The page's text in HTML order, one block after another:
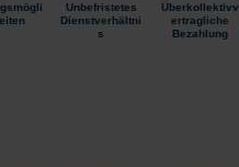
Unbefristetes
Dienstverhältni
s
Überkollektivv
ertragliche
Bezahlung